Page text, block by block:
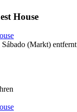
House
(Markt) entfernt